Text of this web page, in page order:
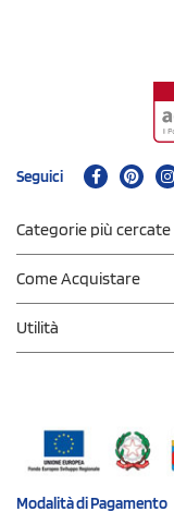
Seguici
Categorie più cercate
Come Acquistare
Utilità
Modalità diPagamento